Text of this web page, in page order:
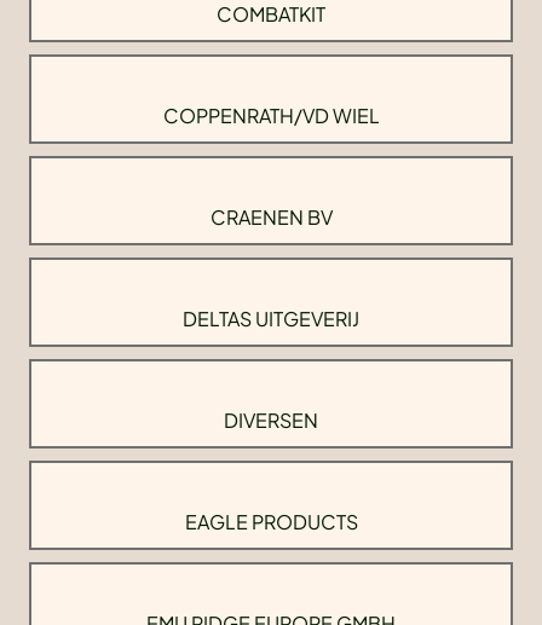
COMBATKIT
COPPENRATH/VD WIEL
CRAENEN BV
DELTAS UITGEVERIJ
DIVERSEN
EAGLE PRODUCTS